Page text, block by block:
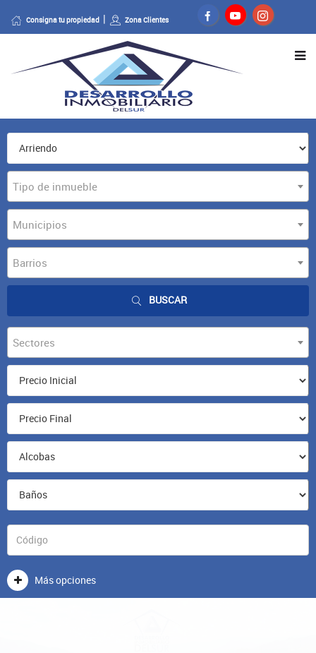
Consigna tu propiedad Zona Clientes
Tipo de inmueble
Municipios
Barrios
BUSCAR
Sectores
Más opciones